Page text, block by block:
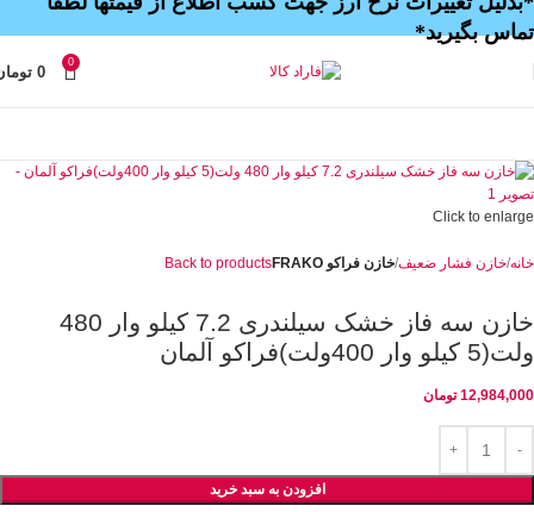
تماس بگیرید*
0
0
Click to enlarge
خانه خازن فشار ضعیف خازن فراکو FRAKO Back to products
خازن سه فاز خشک سیلندری 7.2 کیلو وار 480
ولت(5 کیلو وار 400ولت)فراکو آلمان
12,984,000 تومان
افزودن به سبد خرید